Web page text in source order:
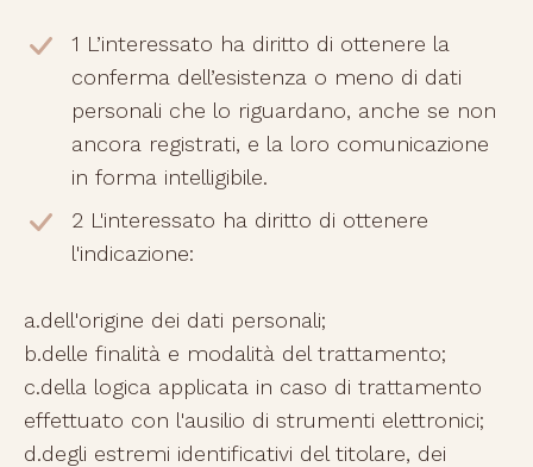
1 L’interessato ha diritto di ottenere la
conferma dell’esistenza o meno di dati
personali che lo riguardano, anche se non
ancora registrati, e la loro comunicazione
in forma intelligibile.
2 L'interessato ha diritto di ottenere
l'indicazione:
a.dell'origine dei dati personali;
b.delle finalità e modalità del trattamento;
c.della logica applicata in caso di trattamento
effettuato con l'ausilio di strumenti elettronici;
d.degli estremi identificativi del titolare, dei